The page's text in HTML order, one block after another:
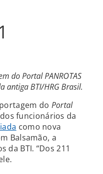
do Portal PANROTAS
antiga BTI/HRG Brasil.
do Portal
funcionários da
como nova
Balsamão, a
BTI. “Dos 211